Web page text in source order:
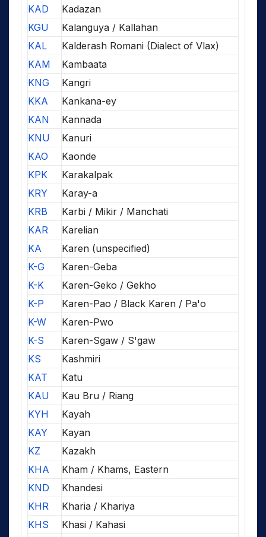
KAD
Kadazan
KGU
Kalanguya / Kallahan
KAL
Kalderash Romani (Dialect of Vlax)
KAM
Kambaata
KNG
Kangri
KKA
Kankana-ey
KAN
Kannada
KNU
Kanuri
KAO
Kaonde
KPK
Karakalpak
KRY
Karay-a
KRB
Karbi / Mikir / Manchati
KAR
Karelian
KA
Karen (unspecified)
K-G
Karen-Geba
K-K
Karen-Geko / Gekho
K-P
Karen-Pao / Black Karen / Pa'o
K-W
Karen-Pwo
K-S
Karen-Sgaw / S'gaw
KS
Kashmiri
KAT
Katu
KAU
Kau Bru / Riang
KYH
Kayah
KAY
Kayan
KZ
Kazakh
KHA
Kham / Khams, Eastern
KND
Khandesi
KHR
Kharia / Khariya
KHS
Khasi / Kahasi